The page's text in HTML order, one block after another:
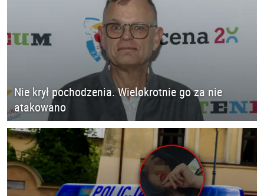
Nie krył pochodzenia. Wielokrotnie go za nie
atakowano